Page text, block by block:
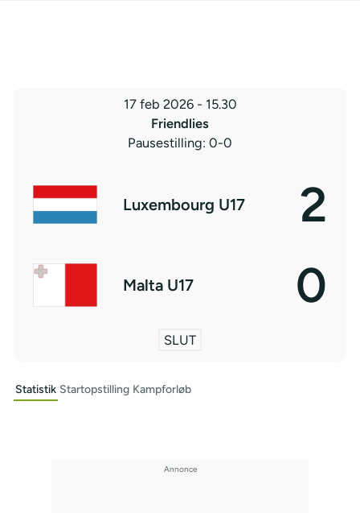
17 feb 2026 - 15.30
Friendlies
Pausestilling: 0-0
Luxembourg U17 2
Malta U17 0
SLUT
Statistik Startopstilling Kampforløb